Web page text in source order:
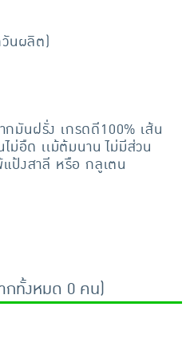
นผลิต)
มันฝรั่ง เกรดดี100% เส้น
ม่อืด เเม้ต้มนาน ไม่มีส่วน
ป้งสาลี หรือ กลูเตน
กทั้งหมด 0 คน)